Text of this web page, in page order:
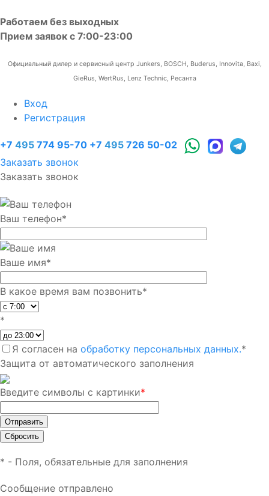
Работаем без выходных
Прием заявок с 7:00-23:00
Официальный дилер и сервисный центр Junkers, BOSCH, Buderus, Innovita, Baxi,
GieRus, WertRus, Lenz Technic, Ресанта
Вход
Регистрация
+7 495 774 95-70 +7 495 726 50-02
Заказать звонок
Заказать звонок
Ваш телефон*
Ваше имя*
В какое время вам позвонить*
*
Я согласен на обработку персональных данных.*
Защита от автоматического заполнения
Введите символы с картинки*
* - Поля, обязательные для заполнения
Сообщение отправлено